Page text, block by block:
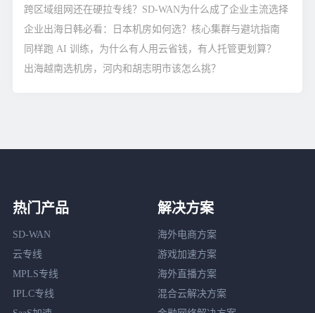
跨区域组网还在硬拉专线？SD-WAN为什么成了企业主流选择
企业出海日韩必看：日本机房如何选？核心集群与避坑指南
同样跑 AI 训练，为什么有人用云省钱，有人托管更划算？
出海越南选机房，河内和胡志明市该怎么挑？
热门产品
SD-WAN
云专线
MPLS专线
IPLC专线
解决方案
海外电商方案
游戏加速方案
海外直播方案
混合云解决方案